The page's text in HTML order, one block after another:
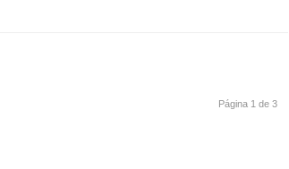
Página 1 de 3